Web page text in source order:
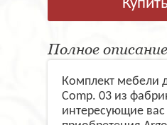
Полное описание
Комплект мебели
Comp. 03 из
интересующие